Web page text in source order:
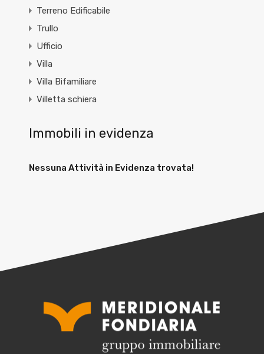
Terreno Edificabile
Trullo
Ufficio
Villa
Villa Bifamiliare
Villetta schiera
Immobili in evidenza
Nessuna Attività in Evidenza trovata!